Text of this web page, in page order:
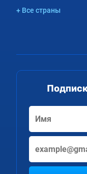
+ Все страны